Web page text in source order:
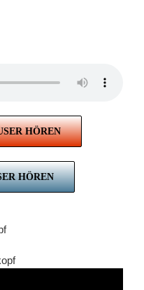
HÖREN
HÖREN